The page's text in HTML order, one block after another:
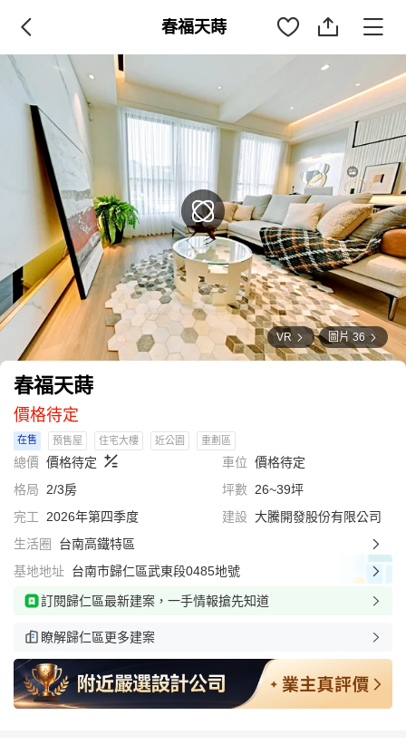
春福天蒔
VR 圖片 36
春福天蒔
價格待定
在售 預售屋 住宅大樓 近公園 重劃區
總價 價格待定 車位 價格待定
格局 2/3房 坪數 26~39坪
完工 2026年第四季度 建設 大騰開發股份有限公司
生活圈
台南高鐵特區
基地地址 台南市歸仁區武東段0485地號
訂閱歸仁區最新建案，一手情報搶先知道
瞭解歸仁區更多建案